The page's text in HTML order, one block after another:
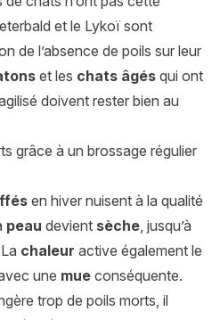
et le Lykoï sont
de l’absence de poils sur leur
et les chats âgés qui ont
doivent rester bien au
grâce à un brossage régulier
en hiver nuisent à la qualité
peau devient sèche, jusqu’à
chaleur active également le
une mue conséquente.
trop de poils morts, il